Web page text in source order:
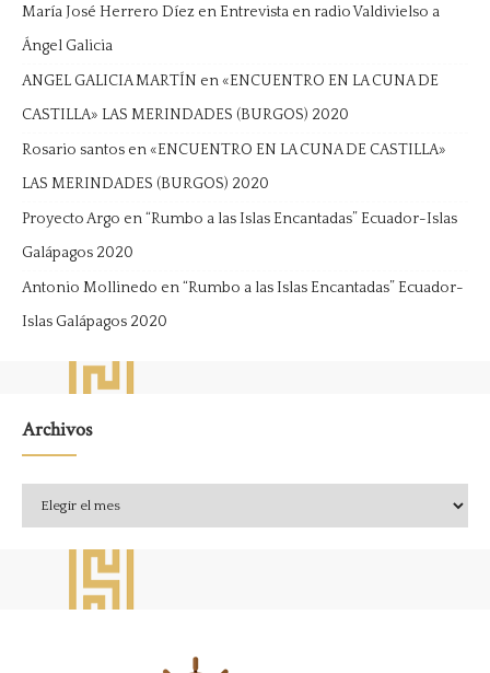
María José Herrero Díez en Entrevista en radio Valdivielso a
Ángel Galicia
ANGEL GALICIA MARTÍN en«ENCUENTRO EN LA CUNA DE
CASTILLA» LAS MERINDADES (BURGOS) 2020
Rosario santos en«ENCUENTRO EN LA CUNA DE CASTILLA»
LAS MERINDADES (BURGOS) 2020
Proyecto Argo en“Rumbo a las Islas Encantadas” Ecuador-Islas
Galápagos 2020
Antonio Mollinedo en“Rumbo a las Islas Encantadas” Ecuador-
Islas Galápagos 2020
ArchivosArchivos